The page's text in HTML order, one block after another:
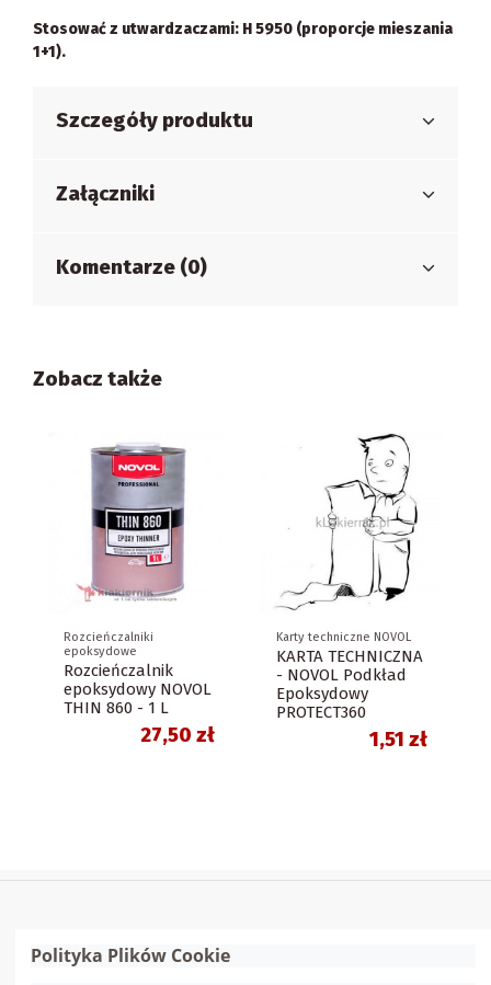
Stosować z utwardzaczami: H 5950 (proporcje mieszania
1+1).
Szczegóły produktu
Załączniki
Komentarze (0)
Zobacz także
Rozcieńczalniki
epoksydowe
Rozcieńczalnik
epoksydowy NOVOL
THIN 860 - 1 L
27,50 zł
Karty techniczne NOVOL
KARTA TECHNICZNA
- NOVOL Podkład
Epoksydowy
PROTECT360
1,51 zł
Polityka Plików Cookie